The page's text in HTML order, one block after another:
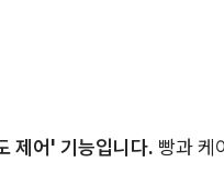
제어' 기능입니다. 빵과 케